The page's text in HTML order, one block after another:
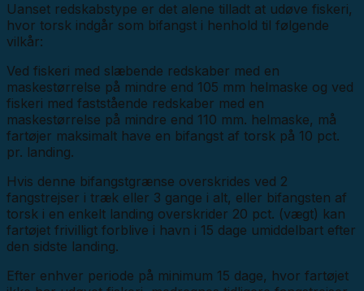
Uanset redskabstype er det alene tilladt at udøve fiskeri,
hvor torsk indgår som bifangst i henhold til følgende
vilkår:
Ved fiskeri med slæbende redskaber med en
maskestørrelse på mindre end 105 mm helmaske og ved
fiskeri med faststående redskaber med en
maskestørrelse på mindre end 110 mm. helmaske, må
fartøjer maksimalt have en bifangst af torsk på 10 pct.
pr. landing.
Hvis denne bifangstgrænse overskrides ved 2
fangstrejser i træk eller 3 gange i alt, eller bifangsten af
torsk i en enkelt landing overskrider 20 pct. (vægt) kan
fartøjet frivilligt forblive i havn i 15 dage umiddelbart efter
den sidste landing.
Efter enhver periode på minimum 15 dage, hvor fartøjet